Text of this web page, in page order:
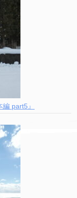
part5』